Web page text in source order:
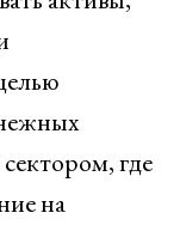
где
на